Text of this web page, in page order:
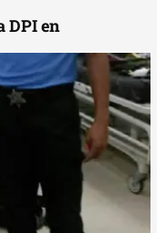
DPI en